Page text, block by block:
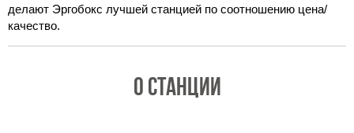
делают Эргобокс лучшей станцией по соотношению цена/
качество.
О станции